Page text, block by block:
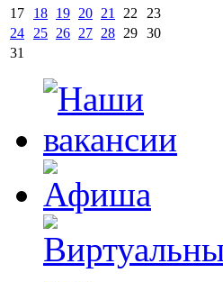
17
18 19 20 21 22
23
24
25 26 27 28 29 30
31